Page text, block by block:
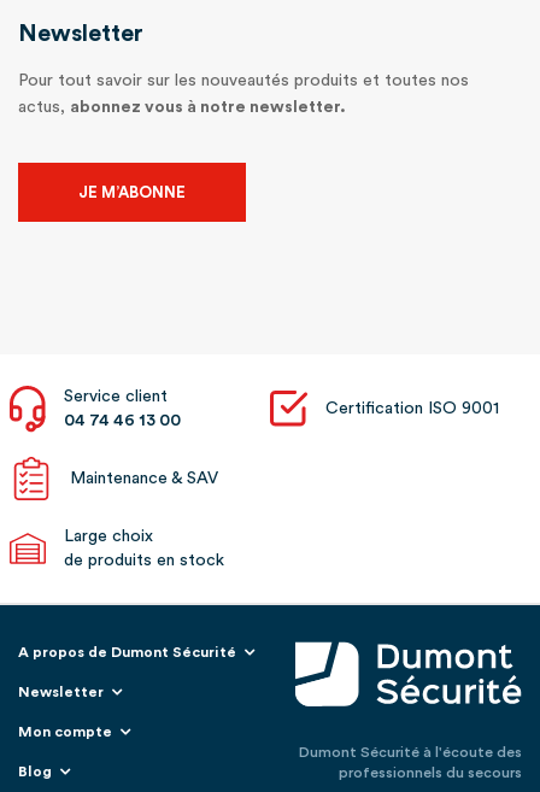
Newsletter
Pour tout savoir sur les nouveautés produits et toutes nos
actus, abonnez vous à notre newsletter.
JE M’ABONNE
Service client
04 74 46 13 00
Certification ISO 9001
Maintenance & SAV
Large choix
de produits en stock
A propos de Dumont Sécurité
Newsletter
Mon compte
Blog
Dumont Sécurité à l'écoute des
professionnels du secours